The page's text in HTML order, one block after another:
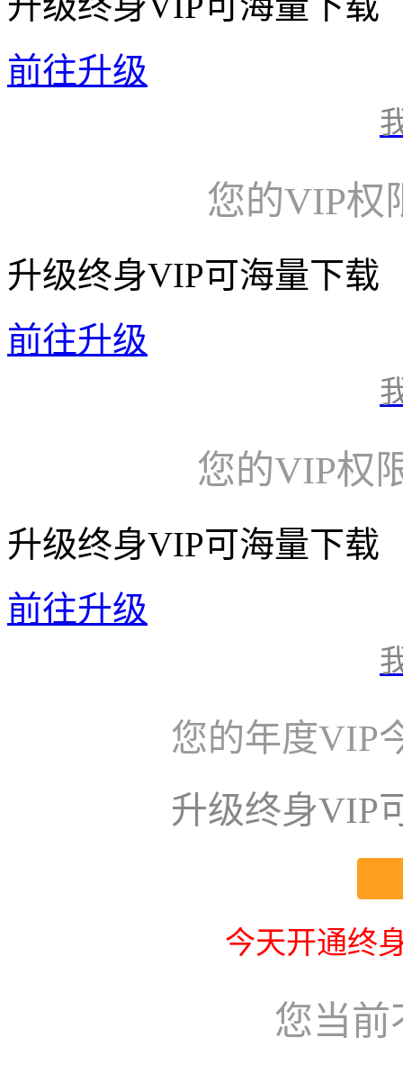
前往升级
您的VIP权
升级终身VIP可海量下载
前往升级
您的VIP权
升级终身VIP可海量下载
前往升级
您的年度VIP
升级终身VIP
今天开通终
您当前